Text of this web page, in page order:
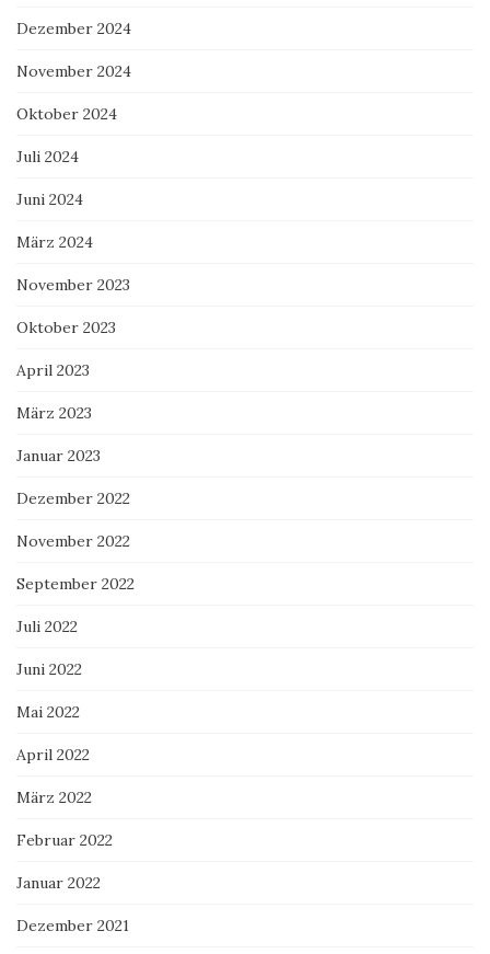
Dezember 2024
November 2024
Oktober 2024
Juli 2024
Juni 2024
März 2024
November 2023
Oktober 2023
April 2023
März 2023
Januar 2023
Dezember 2022
November 2022
September 2022
Juli 2022
Juni 2022
Mai 2022
April 2022
März 2022
Februar 2022
Januar 2022
Dezember 2021